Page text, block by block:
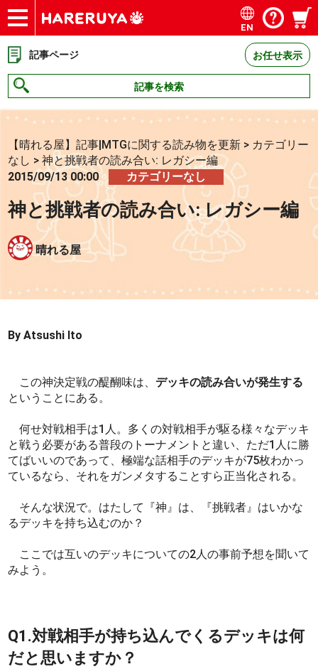
ショップ
買取
記事
デッキ検索
デッキ構築
選手一覧
店舗一覧
イベント
お問い合わせ
EN
記事ページ お任せ表示
記事を検索
【晴れる屋】記事|MTGに関する読み物を更新 > カテゴリー
なし >神と挑戦者の読み合い: レガシー編
2015/09/13 00:00
カテゴリーなし
神と挑戦者の読み合い: レガシー編
晴れる屋
By Atsushi Ito
この神決定戦の醍醐味は、 デッキの読み合いが発生する
ということにある。
何せ対戦相手は1人。多くの対戦相手が駆る様々なデッキ
と戦う必要がある普段のトーナメントと違い、ただ1人に勝
てばいいのであって、極端な話相手のデッキが75枚わかっ
ているなら、それをガンメタすることすら正当化される。
そんな状況で。はたして『神』は、『挑戦者』はいかな
るデッキを持ち込むのか？
ここでは互いのデッキについての2人の事前予想を聞いて
みよう。
Q1.対戦相手が持ち込んでくるデッキは何
だと思いますか？